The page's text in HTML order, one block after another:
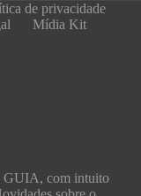
de privacidade
Mídia Kit
GUIA, com intuito